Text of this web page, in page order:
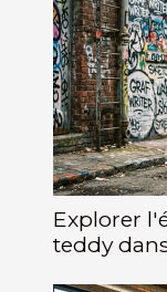
Explorer
teddy